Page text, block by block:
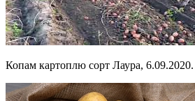
Копам картоплю сорт Лаура, 6.09.2020.